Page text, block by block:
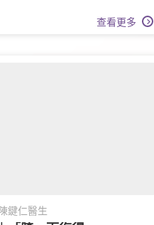
查看更多
鍵仁醫生